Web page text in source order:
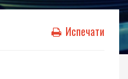
Испечати